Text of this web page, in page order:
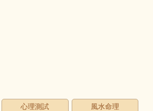
心理測試 風水命理